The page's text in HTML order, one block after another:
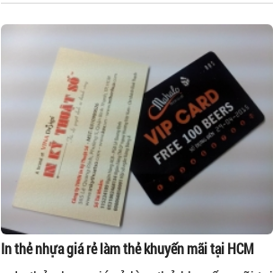
In thẻ nhựa giá rẻ làm thẻ khuyến mãi tại HCM